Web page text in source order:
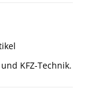
KFZ-Technik.